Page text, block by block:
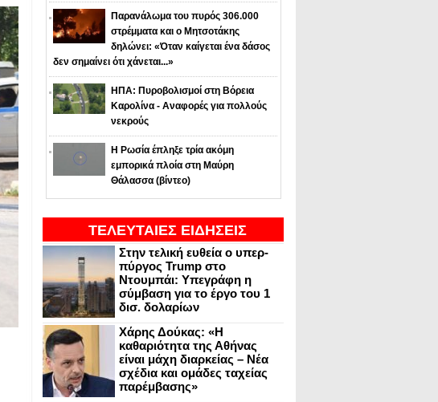
Παρανάλωμα του πυρός 306.000
στρέμματα και ο Μητσοτάκης
δηλώνει: «Όταν καίγεται ένα δάσος
δεν σημαίνει ότι χάνεται...»
ΗΠΑ: Πυροβολισμοί στη Βόρεια
Καρολίνα - Αναφορές για πολλούς
νεκρούς
Η Ρωσία έπληξε τρία ακόμη
εμπορικά πλοία στη Μαύρη
Θάλασσα (βίντεο)
ΤΕΛΕΥΤΑΙΕΣ ΕΙΔΗΣΕΙΣ
Στην τελική ευθεία ο υπερ-
πύργος Trump στο
Ντουμπάι: Υπεγράφη η
σύμβαση για το έργο του 1
δισ. δολαρίων
Χάρης Δούκας: «Η
καθαριότητα της Αθήνας
είναι μάχη διαρκείας – Νέα
σχέδια και ομάδες ταχείας
παρέμβασης»